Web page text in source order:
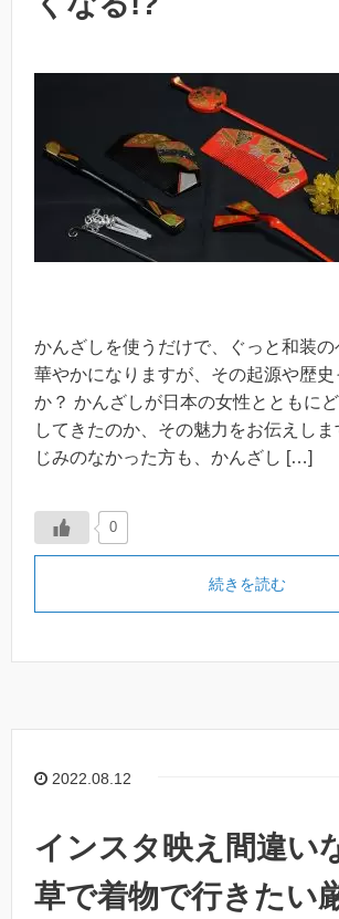
かんざしを使うだけで、ぐっと和装
華やかになりますが、その起源や歴
か？ かんざしが日本の女性とともに
してきたのか、その魅力をお伝えし
じみのなかった方も、かんざし […]
0
続きを読む
2022.08.12
インスタ映え間違い
草で着物で行きたい